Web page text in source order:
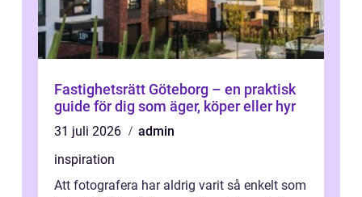
Fastighetsrätt Göteborg – en praktisk
guide för dig som äger, köper eller hyr
31 juli 2026
admin
inspiration
Att fotografera har aldrig varit så enkelt som